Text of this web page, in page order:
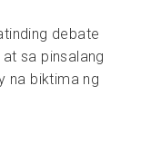
debate
sa pinsalang
na biktima ng